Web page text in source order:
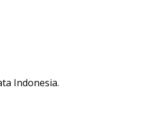
Indonesia.